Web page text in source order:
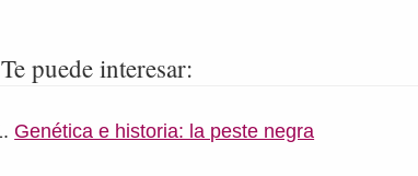
Te puede interesar:
Genética e historia: la peste negra